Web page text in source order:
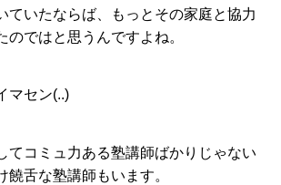
ていたならば、もっとその家庭と協力
のではと思うんですよね。
マセン(..)
てコミュ力ある塾講師ばかりじゃない
饒舌な塾講師もいます。